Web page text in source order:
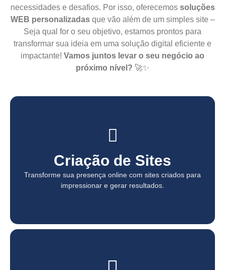
necessidades e desafios. Por isso, oferecemos soluções
WEB personalizadasque vão além de um simples site –
Seja qual for o seu objetivo, estamos prontos para
transformar sua ideia em uma solução digital eficiente e
impactante! Vamos juntos levar o seu negócio ao
próximo nível? 🚀✨
Criação de Sites
Transforme sua presença online com sites criados para
impressionar e gerar resultados.
Criação de Sites
Transforme sua presença online com sites criados para
impressionar e gerar resultados.